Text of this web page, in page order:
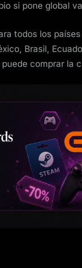
si pone global
todos los
Brasil,
comprar la